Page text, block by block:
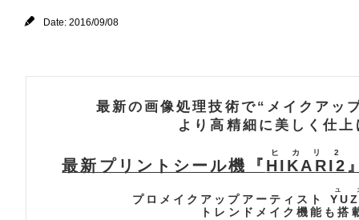
Date: 2016/09/08
最新の画像処理技術で“メイクアッ
より高精細に美しく仕上
最新プリントシール機『 HIKARI2
ヒカリ2
プロメイクアップアーティスト
ユ
トレンドメイク機能も搭